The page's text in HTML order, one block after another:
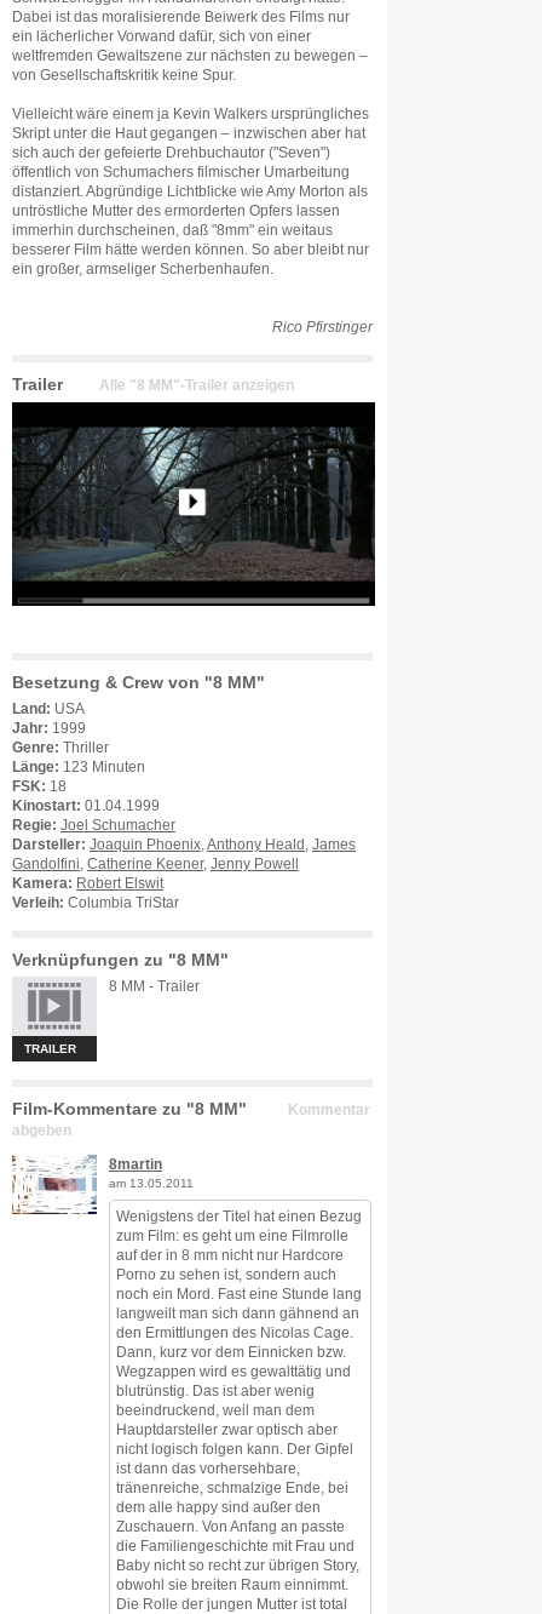
Dabei ist das moralisierende Beiwerk des Films nur
ein lächerlicher Vorwand dafür, sich von einer
weltfremden Gewaltszene zur nächsten zu bewegen –
von Gesellschaftskritik keine Spur.
Vielleicht wäre einem ja Kevin Walkers ursprüngliches
Skript unter die Haut gegangen – inzwischen aber hat
sich auch der gefeierte Drehbuchautor ("Seven")
öffentlich von Schumachers filmischer Umarbeitung
distanziert. Abgründige Lichtblicke wie Amy Morton als
untröstliche Mutter des ermorderten Opfers lassen
immerhin durchscheinen, daß "8mm" ein weitaus
besserer Film hätte werden können. So aber bleibt nur
ein großer, armseliger Scherbenhaufen.
Rico Pfirstinger
Trailer Alle "8 MM"-Trailer anzeigen
Besetzung & Crew von "8 MM"
Land: USA
Jahr: 1999
Genre: Thriller
Länge: 123 Minuten
FSK: 18
Kinostart: 01.04.1999
Regie: Joel Schumacher
Darsteller: Joaquin Phoenix Anthony Heald
James
Gandolfini Catherine Keener, Jenny Powell
Kamera: Robert Elswit
Verleih: Columbia TriStar
Verknüpfungen zu "8 MM"
TRAILER
8 MM - Trailer
Film-Kommentare zu "8 MM"
Kommentar
abgeben
8martin
am 13.05.2011
Wenigstens der Titel hat einen Bezug
zum Film: es geht um eine Filmrolle
auf der in 8 mm nicht nur Hardcore
Porno zu sehen ist, sondern auch
noch ein Mord. Fast eine Stunde lang
langweilt man sich dann gähnend an
den Ermittlungen des Nicolas Cage.
Dann, kurz vor dem Einnicken bzw.
Wegzappen wird es gewalttätig und
blutrünstig. Das ist aber wenig
beeindruckend, weil man dem
Hauptdarsteller zwar optisch aber
nicht logisch folgen kann. Der Gipfel
ist dann das vorhersehbare,
tränenreiche, schmalzige Ende, bei
dem alle happy sind außer den
Zuschauern. Von Anfang an passte
die Familiengeschichte mit Frau und
Baby nicht so recht zur übrigen Story,
obwohl sie breiten Raum einnimmt.
Die Rolle der jungen Mutter ist total